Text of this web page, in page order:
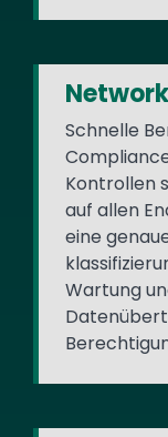
Network
Schnelle
Kontrollen
auf allen
eine
Wartung